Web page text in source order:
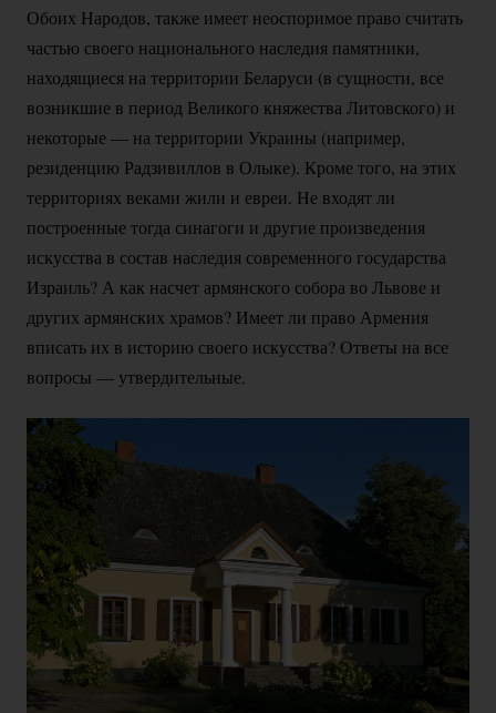
Обоих Народов, также имеет неоспоримое право считать
частью своего национального наследия памятники,
находящиеся на территории Беларуси (в сущности, все
возникшие в период Великого княжества Литовского) и
некоторые — на территории Украины (например,
резиденцию Радзивиллов в Олыке). Кроме того, на этих
территориях веками жили и евреи. Не входят ли
построенные тогда синагоги и другие произведения
искусства в состав наследия современного государства
Израиль? А как насчет армянского собора во Львове и
других армянских храмов? Имеет ли право Армения
вписать их в историю своего искусства? Ответы на все
вопросы — утвердительные.